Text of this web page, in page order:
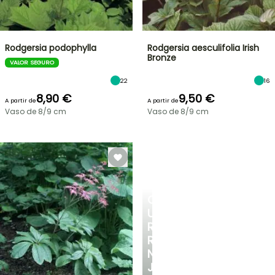
UM
RECANTO
REFRESCANTE
NO
JARDIM
Rodgersia podophylla
VALOR SEGURO
22
A partir de8,90 €
Vaso de 8/9 cm
Rodgersia aesculifolia Irish
Bronze
16
A partir de9,50 €
Vaso de 8/9 cm